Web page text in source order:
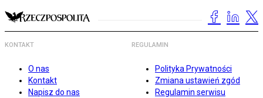
KONTAKT
O nas
Kontakt
Napisz do nas
REGULAMIN
Polityka Prywatności
Zmiana ustawień zgód
Regulamin serwisu